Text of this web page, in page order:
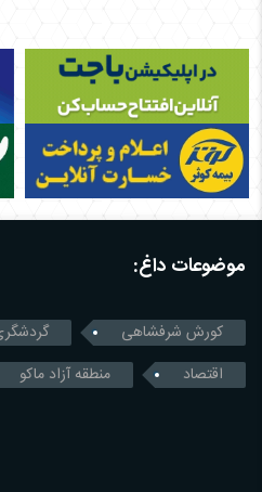
موضوعات داغ:
کورش شرفشاهی
اقتصاد
منطقه آزاد ماکو